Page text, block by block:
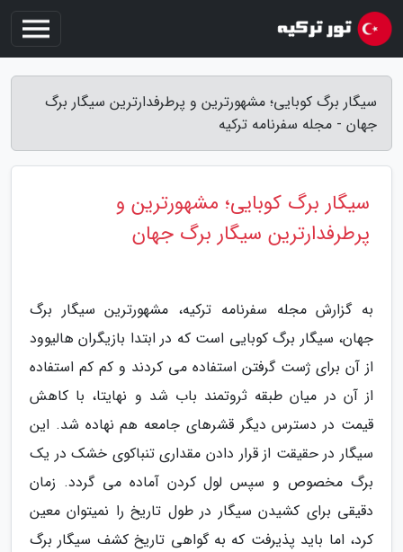
سیگار برگ کوبایی؛ مشهورترین و پرطرفدارترین سیگار برگ
جهان - مجله سفرنامه ترکیه
سیگار برگ کوبایی؛ مشهورترین و
پرطرفدارترین سیگار برگ جهان
به گزارش مجله سفرنامه ترکیه، مشهورترین سیگار برگ
جهان، سیگار برگ کوبایی است که در ابتدا بازیگران هالیوود
از آن برای ژست گرفتن استفاده می کردند و کم کم استفاده
از آن در میان طبقه ثروتمند باب شد و نهایتا، با کاهش
قیمت در دسترس دیگر قشرهای جامعه هم نهاده شد. این
سیگار در حقیقت از قرار دادن مقداری تنباکوی خشک در یک
برگ مخصوص و سپس لول کردن آماده می گردد. زمان
دقیقی برای کشیدن سیگار در طول تاریخ را نمیتوان معین
کرد، اما باید پذیرفت که به گواهی تاریخ کشف سیگار برگ